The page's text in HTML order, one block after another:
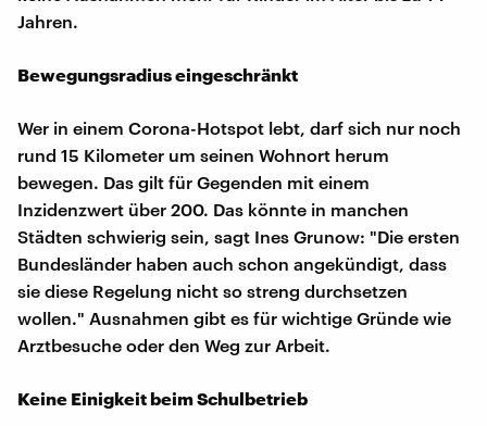
Jahren.
Bewegungsradius eingeschränkt
Wer in einem Corona-Hotspot lebt, darf sich nur noch
rund 15 Kilometer um seinen Wohnort herum
bewegen. Das gilt für Gegenden mit einem
Inzidenzwert über 200. Das könnte in manchen
Städten schwierig sein, sagt Ines Grunow: "Die ersten
Bundesländer haben auch schon angekündigt, dass
sie diese Regelung nicht so streng durchsetzen
wollen." Ausnahmen gibt es für wichtige Gründe wie
Arztbesuche oder den Weg zur Arbeit.
Keine Einigkeit beim Schulbetrieb